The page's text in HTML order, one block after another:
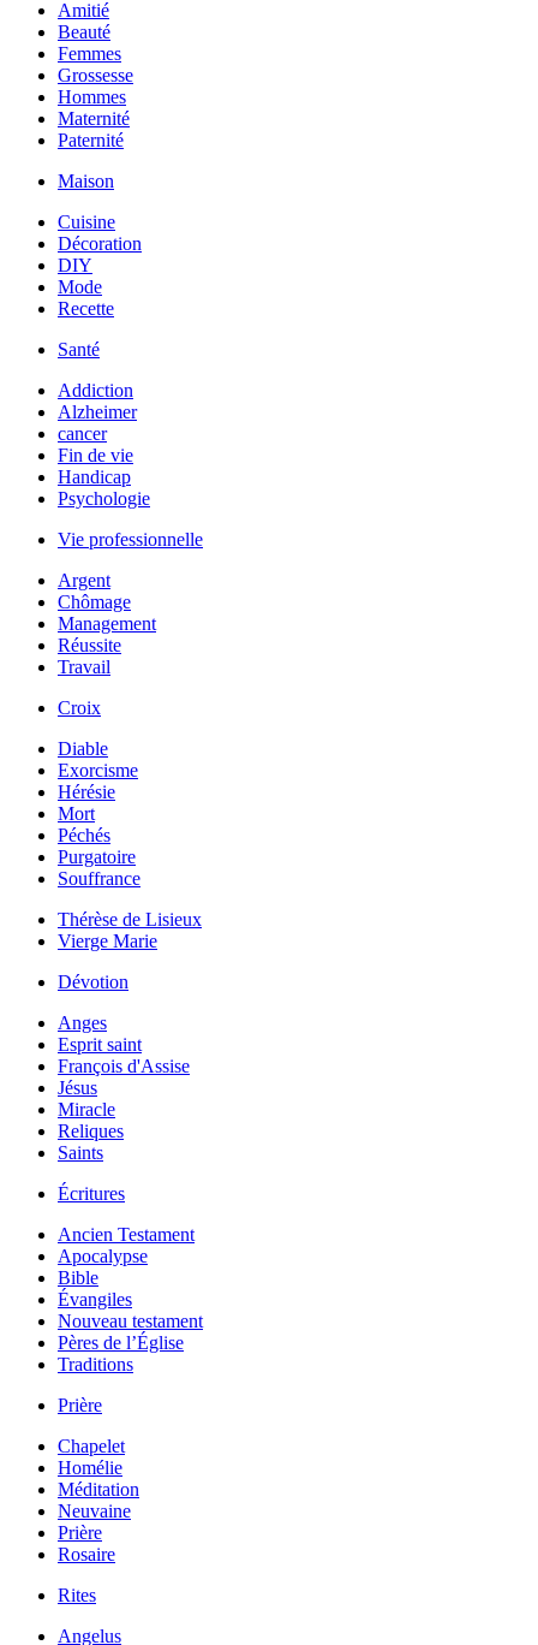
Amitié
Beauté
Femmes
Grossesse
Hommes
Maternité
Paternité
Maison
Cuisine
Décoration
DIY
Mode
Recette
Santé
Addiction
Alzheimer
cancer
Fin de vie
Handicap
Psychologie
Vie professionnelle
Argent
Chômage
Management
Réussite
Travail
Croix
Diable
Exorcisme
Hérésie
Mort
Péchés
Purgatoire
Souffrance
Thérèse de Lisieux
Vierge Marie
Dévotion
Anges
Esprit saint
François d'Assise
Jésus
Miracle
Reliques
Saints
Écritures
Ancien Testament
Apocalypse
Bible
Évangiles
Nouveau testament
Pères de l’Église
Traditions
Prière
Chapelet
Homélie
Méditation
Neuvaine
Prière
Rosaire
Rites
Angelus